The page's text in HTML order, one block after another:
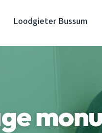
Loodgieter Bussum